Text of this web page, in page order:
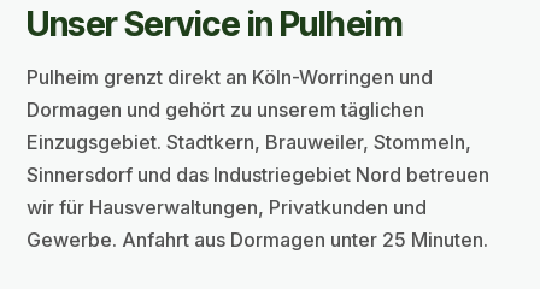
Unser Service in Pulheim
Pulheim grenzt direkt an Köln-Worringen und
Dormagen und gehört zu unserem täglichen
Einzugsgebiet. Stadtkern, Brauweiler, Stommeln,
Sinnersdorf und das Industriegebiet Nord betreuen
wir für Hausverwaltungen, Privatkunden und
Gewerbe. Anfahrt aus Dormagen unter 25 Minuten.